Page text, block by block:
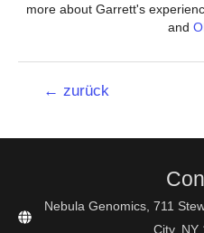
more about Garrett's
and
Beitrags-
← zurück
Nebula Genomics, 711
City, NY